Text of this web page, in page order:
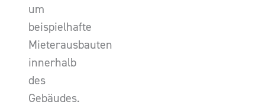
um
beispielhafte
Mieterausbauten
innerhalb
des
Gebäudes.